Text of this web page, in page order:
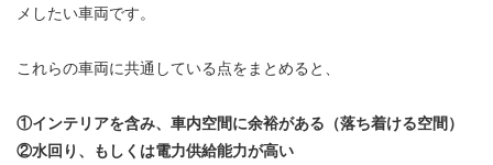
メしたい車両です。
これらの車両に共通している点をまとめると、
①インテリアを含み、車内空間に余裕がある（落ち着ける空間）
②水回り、もしくは電力供給能力が高い